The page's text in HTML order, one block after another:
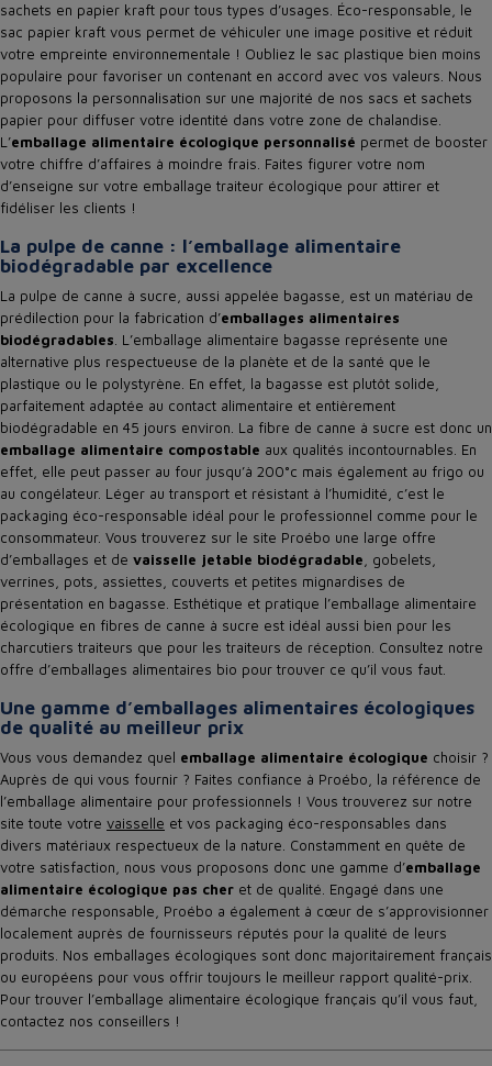
sachets en papier kraft pour tous types d’usages. Éco-responsable, le
sac papier kraft vous permet de véhiculer une image positive et réduit
votre empreinte environnementale ! Oubliez le sac plastique bien moins
populaire pour favoriser un contenant en accord avec vos valeurs. Nous
proposons la personnalisation sur une majorité de nos sacs et sachets
papier pour diffuser votre identité dans votre zone de chalandise.
L’emballage alimentaire écologique personnalisé permet de booster
votre chiffre d’affaires à moindre frais. Faites figurer votre nom
d’enseigne sur votre emballage traiteur écologique pour attirer et
fidéliser les clients !
La pulpe de canne : l’emballage alimentaire
biodégradable par excellence
La pulpe de canne à sucre, aussi appelée bagasse, est un matériau de
prédilection pour la fabrication d’emballages alimentaires
biodégradables. L’emballage alimentaire bagasse représente une
alternative plus respectueuse de la planète et de la santé que le
plastique ou le polystyrène. En effet, la bagasse est plutôt solide,
parfaitement adaptée au contact alimentaire et entièrement
biodégradable en 45 jours environ. La fibre de canne à sucre est donc un
emballage alimentaire compostable aux qualités incontournables. En
effet, elle peut passer au four jusqu’à 200°c mais également au frigo ou
au congélateur. Léger au transport et résistant à l’humidité, c’est le
packaging éco-responsable idéal pour le professionnel comme pour le
consommateur. Vous trouverez sur le site Proébo une large offre
d’emballages et de vaisselle jetable biodégradable, gobelets,
verrines, pots, assiettes, couverts et petites mignardises de
présentation en bagasse. Esthétique et pratique l’emballage alimentaire
écologique en fibres de canne à sucre est idéal aussi bien pour les
charcutiers traiteurs que pour les traiteurs de réception. Consultez notre
offre d’emballages alimentaires bio pour trouver ce qu’il vous faut.
Une gamme d’emballages alimentaires écologiques
de qualité au meilleur prix
Vous vous demandez quel emballage alimentaire écologique choisir ?
Auprès de qui vous fournir ? Faites confiance à Proébo, la référence de
l’emballage alimentaire pour professionnels ! Vous trouverez sur notre
site toute votre vaisselle et vos packaging éco-responsables dans
divers matériaux respectueux de la nature. Constamment en quête de
votre satisfaction, nous vous proposons donc une gamme d’emballage
alimentaire écologique pas cher et de qualité. Engagé dans une
démarche responsable, Proébo a également à cœur de s’approvisionner
localement auprès de fournisseurs réputés pour la qualité de leurs
produits. Nos emballages écologiques sont donc majoritairement français
ou européens pour vous offrir toujours le meilleur rapport qualité-prix.
Pour trouver l’emballage alimentaire écologique français qu’il vous faut,
contactez nos conseillers !